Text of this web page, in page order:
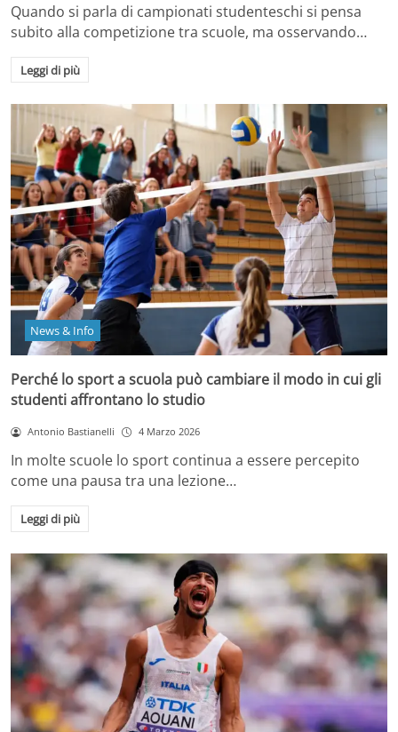
Quando si parla di campionati studenteschi si pensa
subito alla competizione tra scuole, ma osservando…
Leggi di più
News & Info
Perché lo sport a scuola può cambiare il modo in cui gli
studenti affrontano lo studio
Antonio Bastianelli 4 Marzo 2026
In molte scuole lo sport continua a essere percepito
come una pausa tra una lezione…
Leggi di più